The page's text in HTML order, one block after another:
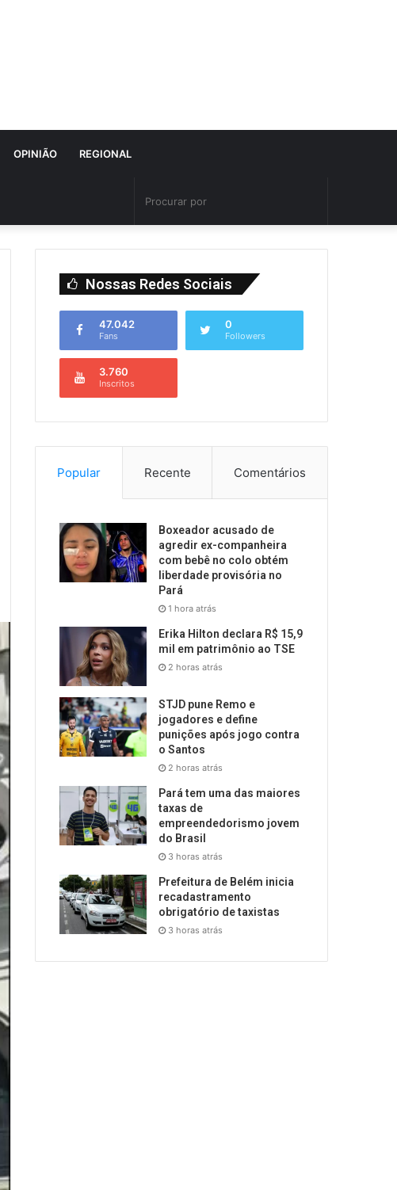
OPINIÃO REGIONAL
Nossas Redes Sociais
47.042
Fans
0
Followers
3.760
Inscritos
Popular Recente Comentários
Boxeador acusado de
agredir ex-companheira
com bebê no colo obtém
liberdade provisória no
Pará
1 hora atrás
Erika Hilton declara R$ 15,9
mil em patrimônio ao TSE
2 horas atrás
STJD pune Remo e
jogadores e define
punições após jogo contra
o Santos
2 horas atrás
Pará tem uma das maiores
taxas de
empreendedorismo jovem
do Brasil
3 horas atrás
Prefeitura de Belém inicia
recadastramento
obrigatório de taxistas
3 horas atrás